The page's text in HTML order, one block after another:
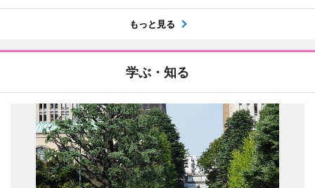
もっと見る
学ぶ・知る